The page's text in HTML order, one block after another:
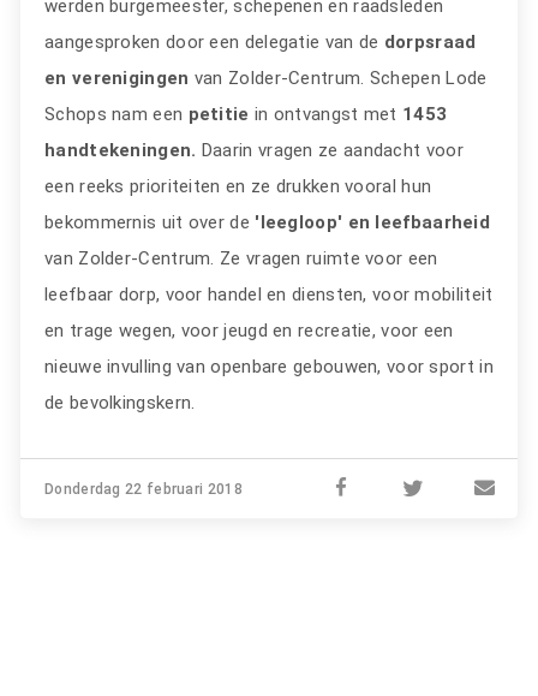
werden burgemeester, schepenen en raadsleden
aangesproken door een delegatie van de dorpsraad
en verenigingen van Zolder-Centrum. Schepen Lode
Schops nam een petitie in ontvangst met 1453
handtekeningen. Daarin vragen ze aandacht voor
een reeks prioriteiten en ze drukken vooral hun
bekommernis uit over de 'leegloop' en leefbaarheid
van Zolder-Centrum. Ze vragen ruimte voor een
leefbaar dorp, voor handel en diensten, voor mobiliteit
en trage wegen, voor jeugd en recreatie, voor een
nieuwe invulling van openbare gebouwen, voor sport in
de bevolkingskern.
Donderdag 22 februari 2018